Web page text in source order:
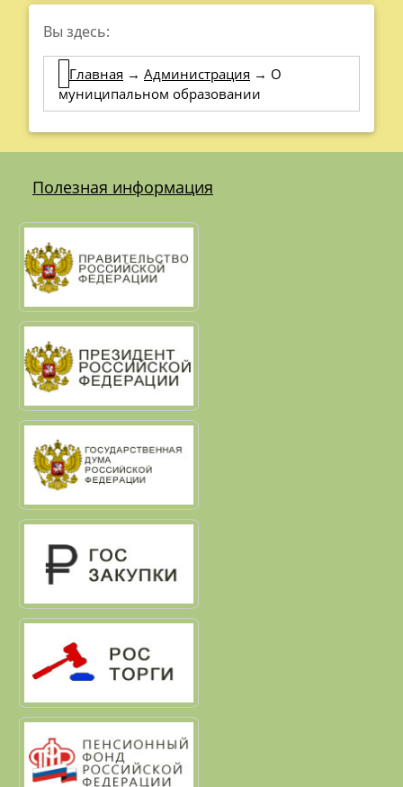
Вы здесь:
Главная → Администрация → О
муниципальном образовании
Полезная информация